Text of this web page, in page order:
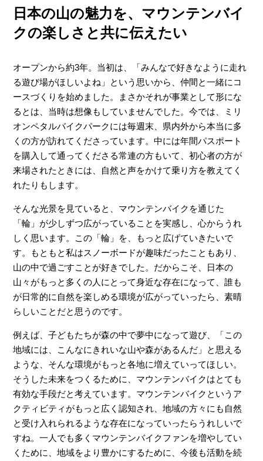
日本の山の魅力を、マウンテンバイ
クの楽しさと共に伝えたい
オープンから約3年。当初は、「みんなで好きなように走れ
る遊び場がほしいよね」という思いから、仲間と一緒にコ
ースづくりを始めました。まさかそれが事業として形にな
るとは、当時は想像もしていませんでした。今では、ミリ
オンペタルバイクパークには毎週末、県内外から本当に多
くの方が訪れてくださっています。中には年間パスポート
を購入して通ってくださる常連の方もいて、初心者の方が
来場されたときには、自然と声をかけて乗り方を教えてく
れたりもします。
そんな光景を見ていると、マウンテンバイクを通じた
「輪」が少しずつ広がっていることを実感し、心からうれ
しく思います。この「輪」を、もっと広げていきたいで
す。もともと私はスノーボードが趣味だったこともあり、
山の中で過ごすことが好きでした。だからこそ、日本の
山々がもっと多くの人にとって身近な存在になって、誰も
が日常的に自然を楽しめる環境が広がっていったら、素晴
らしいことだと思うのです。
例えば、子どもたちが森の中で夢中になって遊び、「この
地域には、こんなにきれいな山や森があるんだ」と思える
ような、そんな環境がもっと各地に増えていってほしい。
そうした未来をつくるために、マウンテンバイクはとても
有効な手段だと考えています。マウンテンバイクというア
クティビティがもっと広く認知され、地域の方々にも自然
と受け入れられるような存在になっていったらうれしいで
すね。一人でも多くマウンテンバイクファンを増やしてい
くために、地域をより豊かにするために、今後も活動を続